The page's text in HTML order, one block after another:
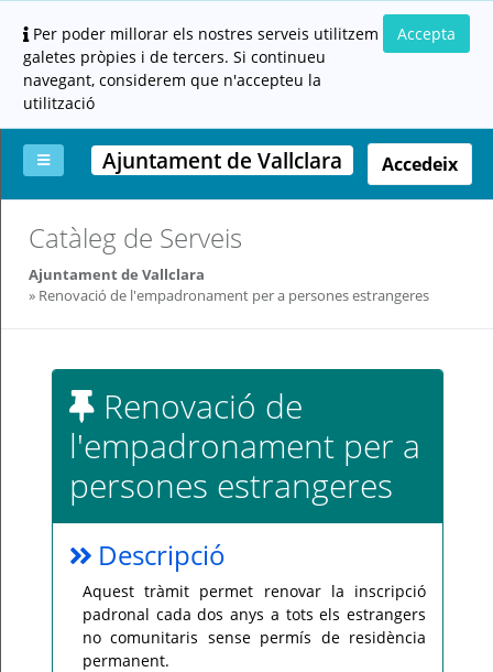
Per poder millorar els nostres serveis utilitzem
galetes pròpies i de tercers. Si continueu
navegant, considerem que n'accepteu la
utilització
Accepta
meva
documentació
ciutadana
administracions)
Ajuntament de Vallclara Accedeix
Catàleg de Serveis
Ajuntament de Vallclara
Renovació de l'empadronament per a persones estrangeres
Renovació de
l'empadronament per a
persones estrangeres
Descripció
Aquest tràmit permet renovar la inscripció
padronal cada dos anys a tots els estrangers
no comunitaris sense permís de residència
permanent.